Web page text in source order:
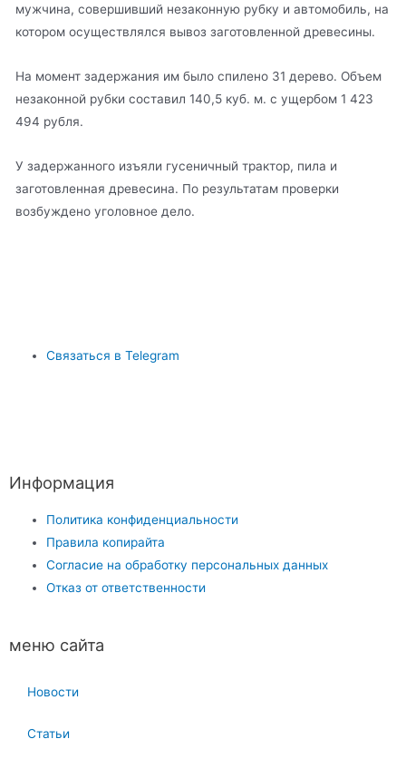
мужчина, совершивший незаконную рубку и автомобиль, на
котором осуществлялся вывоз заготовленной древесины.
На момент задержания им было спилено 31 дерево. Объем
незаконной рубки составил 140,5 куб. м. с ущербом 1 423
494 рубля.
У задержанного изъяли гусеничный трактор, пила и
заготовленная древесина. По результатам проверки
возбуждено уголовное дело.
Связаться в Telegram
Информация
Политика конфиденциальности
Правила копирайта
Согласие на обработку персональных данных
Отказ от ответственности
меню сайта
Новости
Статьи